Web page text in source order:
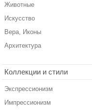
Животные
Искусство
Вера, Иконы
Архитектура
Коллекции и стили
Экспрессионизм
Импрессионизм